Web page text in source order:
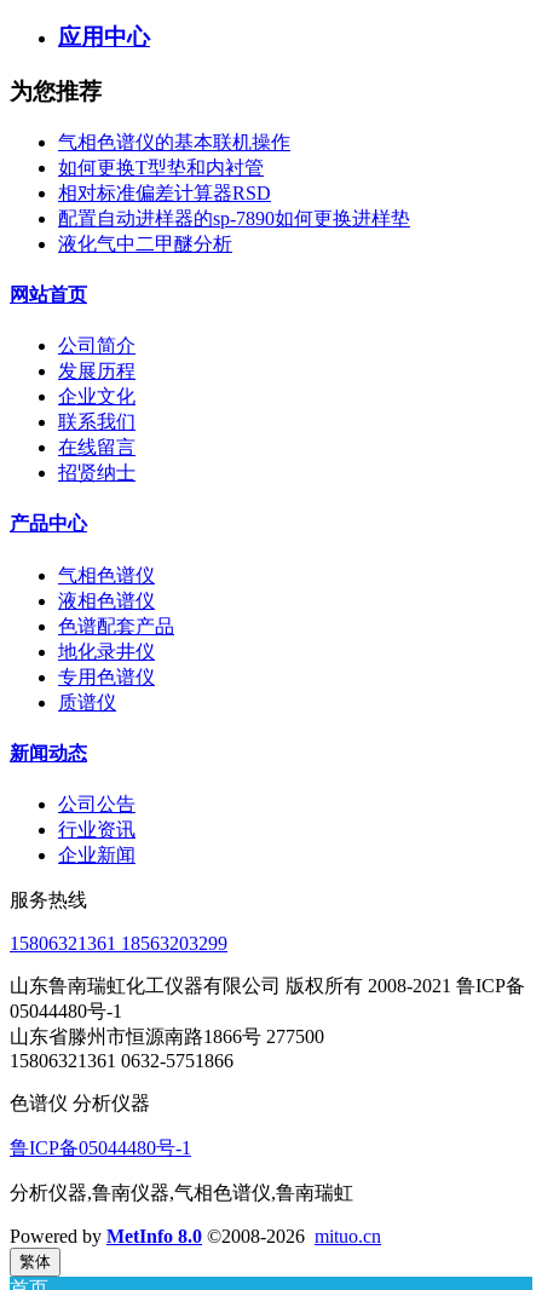
应用中心
为您推荐
气相色谱仪的基本联机操作
如何更换T型垫和内衬管
相对标准偏差计算器RSD
配置自动进样器的sp-7890如何更换进样垫
液化气中二甲醚分析
网站首页
公司简介
发展历程
企业文化
联系我们
在线留言
招贤纳士
产品中心
气相色谱仪
液相色谱仪
色谱配套产品
地化录井仪
专用色谱仪
质谱仪
新闻动态
公司公告
行业资讯
企业新闻
服务热线
15806321361 18563203299
山东鲁南瑞虹化工仪器有限公司 版权所有 2008-2021 鲁ICP备
05044480号-1
山东省滕州市恒源南路1866号 277500
15806321361 0632-5751866
色谱仪 分析仪器
鲁ICP备05044480号-1
分析仪器,鲁南仪器,气相色谱仪,鲁南瑞虹
Powered by MetInfo 8.0 ©2008-2026 mituo.cn
繁体